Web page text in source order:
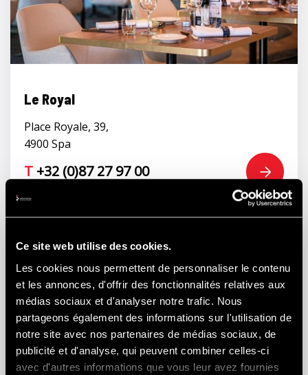
Ce site web utilise des cookies.
Les cookies nous permettent de personnaliser le contenu
et les annonces, d'offrir des fonctionnalités relatives aux
médias sociaux et d'analyser notre trafic. Nous
partageons également des informations sur l'utilisation de
notre site avec nos partenaires de médias sociaux, de
publicité et d'analyse, qui peuvent combiner celles-ci
avec d'autres informations que vous leur avez fournies
Le Royal
Place Royale, 39,
4900 Spa
T +32 (0)87 27 97 00